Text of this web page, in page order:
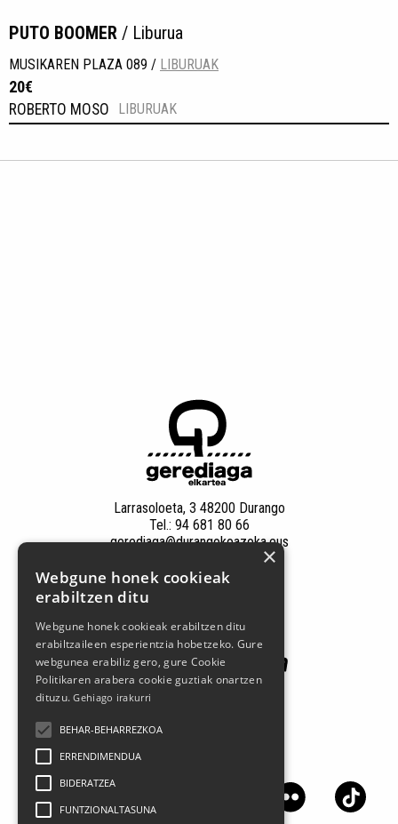
PUTO BOOMER / Liburua
MUSIKAREN PLAZA 089 / LIBURUAK
20€
ROBERTO MOSO LIBURUAK
Larrasoloeta, 3 48200 Durango
Tel.: 94 681 80 66
gerediaga@durangokoazoka.eus
Jarrai gaitzazu sare sozialetan
×
Webgune honek cookieak
erabiltzen ditu
Webgune honek cookieak erabiltzen ditu
erabiltzaileen esperientzia hobetzeko. Gure
webgunea erabiliz gero, gure Cookie
Politikaren arabera cookie guztiak onartzen
dituzu.Gehiago irakurri
BEHAR-BEHARREZKOA
ERRENDIMENDUA
BIDERATZEA
FUNTZIONALTASUNA